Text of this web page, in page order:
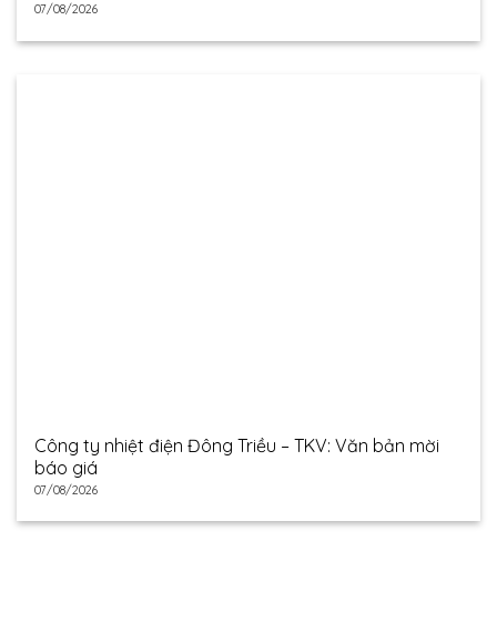
07/08/2026
Công ty nhiệt điện Đông Triều – TKV: Văn bản mời
báo giá
07/08/2026